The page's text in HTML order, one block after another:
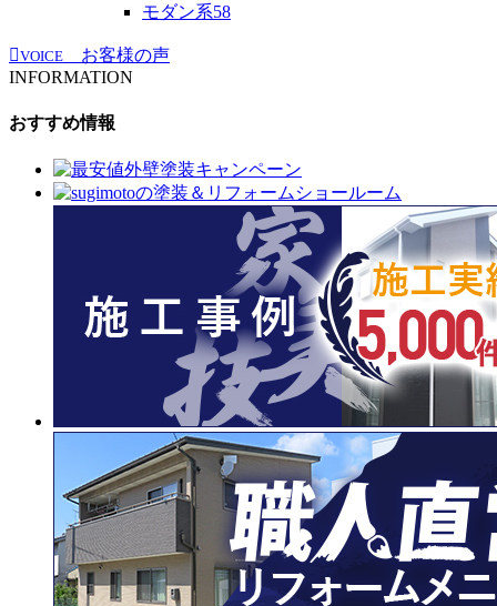
モダン系58
VOICE
お客様の声
INFORMATION
おすすめ情報